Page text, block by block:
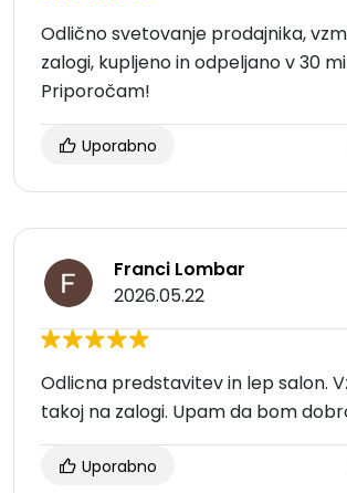
Odlično svetovanje prodajnika,
zalogi, kupljeno in odpeljano v 30
Priporočam!
Uporabno
Franci Lombar
2026.05.22
Odlicna predstavitev in lep salon.
takoj na zalogi. Upam da bom
Uporabno